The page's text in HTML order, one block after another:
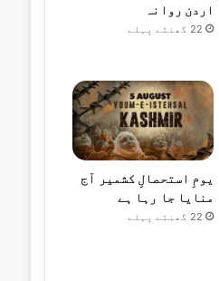
اردن روانہ
22 گھنٹے پہلے
یومِ استحصالِ کشمیر آج
منایا جا رہا ہے
22 گھنٹے پہلے